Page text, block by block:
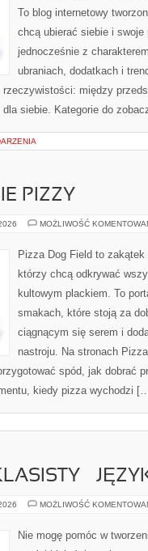
To blog internetowy
chcą ubierać siebie i
jednocześnie z
ubraniach, dodatkach i
między
siebie. Kategorie do
PIZZY
MOŻLIWOŚĆ
Pizza Dog Field to
którzy chcą odkrywać
kultowym plackiem. To
smakach, które stoją za
ciągnącym się serem i
nastroju. Na stronach
spód, jak dobrać
kiedy pizza wychodzi
–
MOŻLIWOŚĆ
Nie mogę pomóc w